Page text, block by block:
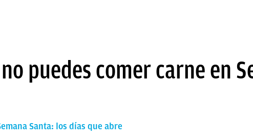
puedes comer carne en
Santa: los días que abre